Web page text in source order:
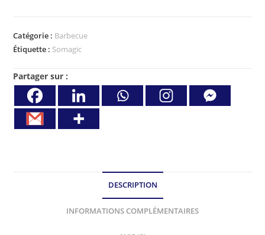
Catégorie : Barbecue
Étiquette : Somagic
Partager sur :
DESCRIPTION
INFORMATIONS COMPLÉMENTAIRES